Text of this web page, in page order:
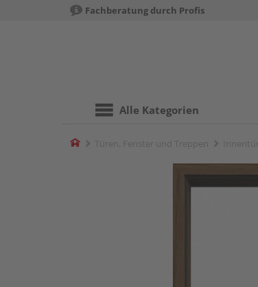
Fachberatung durch Profis
Alle Kategorien
Home